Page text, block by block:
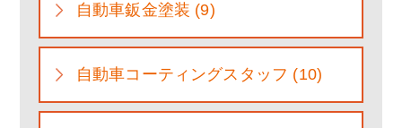
自動車鈑金塗装 (9)
自動車コーティングスタッフ (10)